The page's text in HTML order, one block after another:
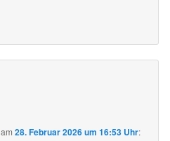
am28. Februar 2026 um 16:53 Uhr: